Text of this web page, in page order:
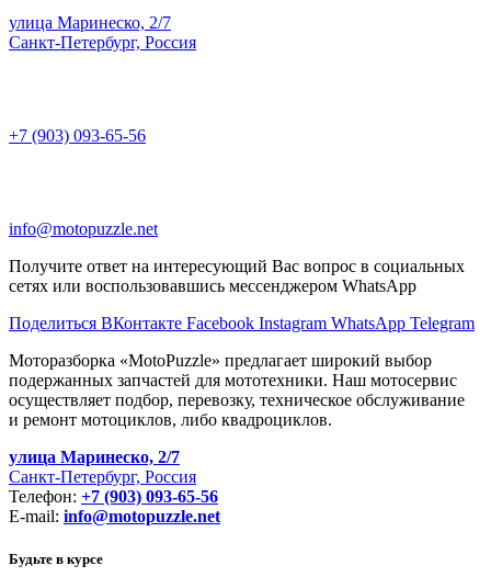
улица Маринеско, 2/7
Санкт-Петербург, Россия
+7 (903) 093-65-56
info@motopuzzle.net
Получите ответ на интересующий Вас вопрос в социальных
сетях или воспользовавшись мессенджером WhatsApp
Поделиться ВКонтакте Facebook Instagram WhatsApp Telegram
Моторазборка «MotoPuzzle» предлагает широкий выбор
подержанных запчастей для мототехники. Наш мотосервис
осуществляет подбор, перевозку, техническое обслуживание
и ремонт мотоциклов, либо квадроциклов.
улица Маринеско, 2/7
Санкт-Петербург, Россия
Телефон: +7 (903) 093-65-56
E-mail: info@motopuzzle.net
Будьте в курсе